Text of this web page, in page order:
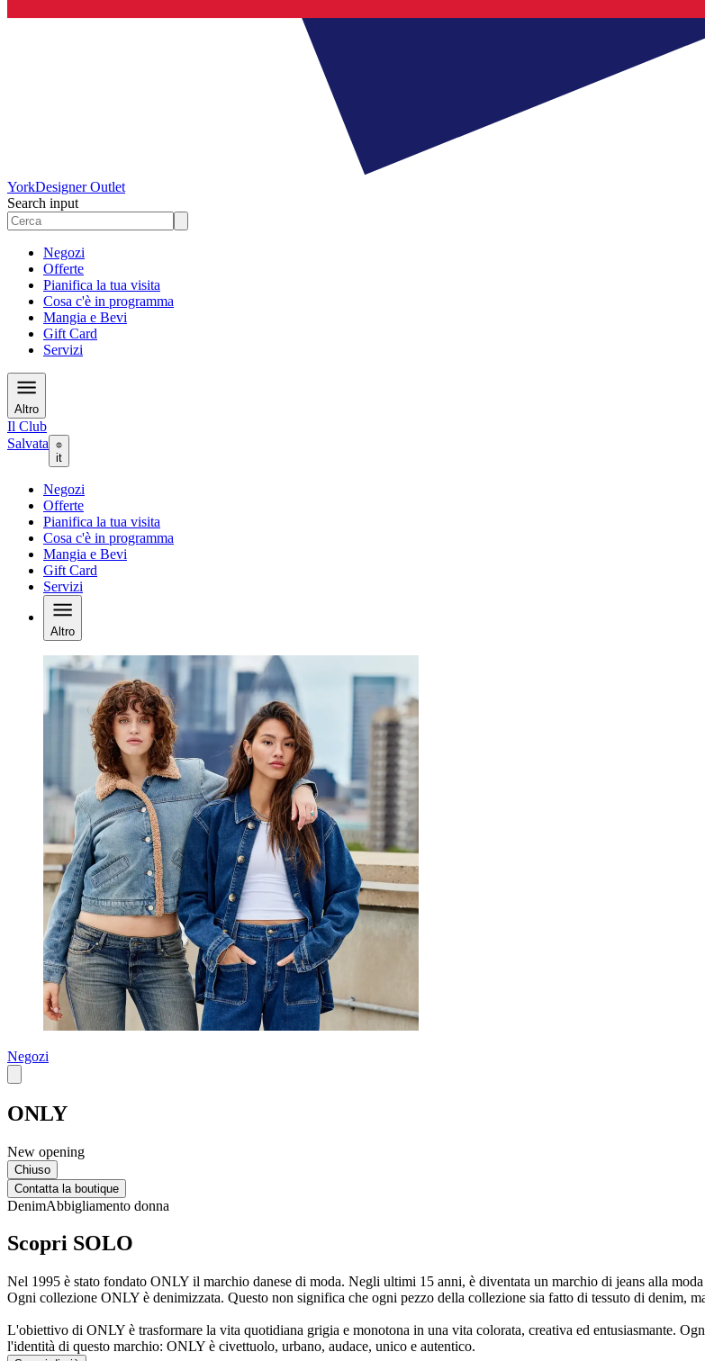
YorkDesigner Outlet
Search input
Negozi
Offerte
Pianifica la tua visita
Cosa c'è in programma
Mangia e Bevi
Gift Card
Servizi
Altro
Il Club
Salvata
it
Negozi
Offerte
Pianifica la tua visita
Cosa c'è in programma
Mangia e Bevi
Gift Card
Servizi
Altro
Negozi
ONLY
New opening
Chiuso
Contatta la boutique
DenimAbbigliamento donna
Scopri SOLO
Nel 1995 è stato fondato ONLY il marchio danese di moda. Negli ultimi 15 anni, è diventata un marchio di jeans alla
Ogni collezione ONLY è denimizzata. Questo non significa che ogni pezzo della collezione sia fatto di tessuto di denim,
L'obiettivo di ONLY è trasformare la vita quotidiana grigia e monotona in una vita colorata, creativa ed entusiasmante.
l'identità di questo marchio: ONLY è civettuolo, urbano, audace, unico e autentico.